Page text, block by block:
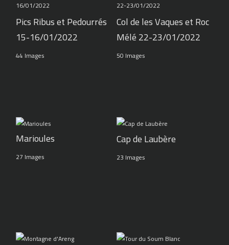
Pics Ribus et Pedourrés
15-16/01/2022
44 Images
Col de les Vaques et Roc
Mélé 22-23/01/2022
50 Images
Marioules
27 Images
Cap de Laubère
23 Images